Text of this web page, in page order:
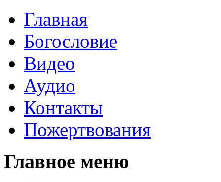
Главная
Богословие
Видео
Аудио
Контакты
Пожертвования
Главное меню